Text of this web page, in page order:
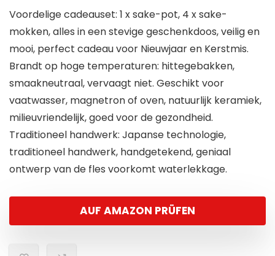
Voordelige cadeauset: 1 x sake-pot, 4 x sake-
mokken, alles in een stevige geschenkdoos, veilig en
mooi, perfect cadeau voor Nieuwjaar en Kerstmis.
Brandt op hoge temperaturen: hittegebakken,
smaakneutraal, vervaagt niet. Geschikt voor
vaatwasser, magnetron of oven, natuurlijk keramiek,
milieuvriendelijk, goed voor de gezondheid.
Traditioneel handwerk: Japanse technologie,
traditioneel handwerk, handgetekend, geniaal
ontwerp van de fles voorkomt waterlekkage.
AUF AMAZON PRÜFEN